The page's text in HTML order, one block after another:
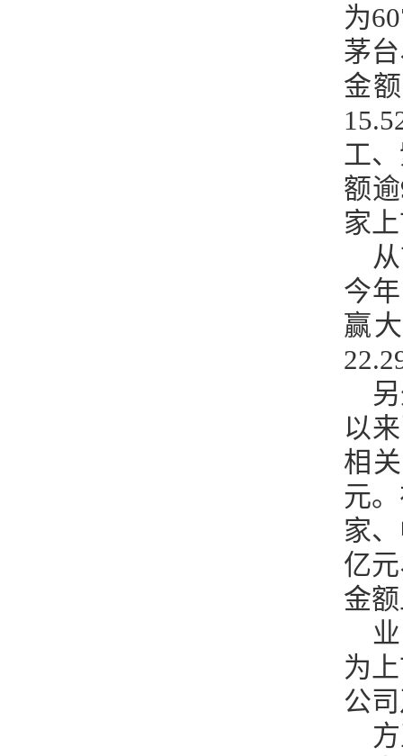
为
茅
金
工
额
家
今
赢
以
相
元
家
亿
金
为
公